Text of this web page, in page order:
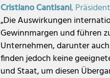
Cristiano Cantisani,
„Die Auswirkungen
Gewinnmargen und führen
Unternehmen, darunter
finden jedoch keine
und Staat, um diesen